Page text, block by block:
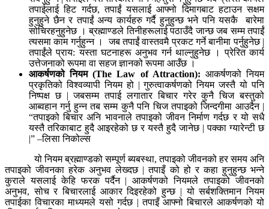
तपाईलाई हिट गर्दछ, तपाईं यसलाई आफ्नो दिमागबाट हटाउन सक्षम
हुनुहुने छैन र तपाईं अन्य कार्यहरु गर्दै हुनुहुन्छ भने पनि यसकै बारेमा
सोचिरहनुहुनेछ । ब्रह्माण्डले तिनीहरूलाई पठाउँदै जान्छ जब सम्म तपाईं
त्यसमा काम गर्नुहुन्न । जब तपाईं वास्तवमै प्रकट गर्ने बानीमा पर्नुहुनेछ |
तपाईंले प्राय: यस्ता घटनाहरू अनुभव गर्न थाल्नुहुनेछ । प्रेरित कार्य
उत्तेजनाको रूपमा वा सहज ज्ञानको रूपमा आउँछ ।
आकर्षणको नियम(The Law of Attraction): आकर्षणको नियम
प्रकृतिको विश्वव्यापी नियम हो | गुरुत्वाकर्षणको नियम जस्तै यो पनि
निष्पक्ष छ | जबसम्म तपाई लगातार बिचार गरेर कुनै चिज बस्तुको
आब्वहान गर्नु हुन्न तब सम्म कुनै पनि चिज तपाइको जिन्दगीमा आउदैन |
“तपाइको बिचार अनि भावनाले तपाइको जीवन निर्माण गर्दछ र यो सधै
यस्तै तरिकाबाट हुदै आइरहेको छ र यस्तै हुदै जानेछ | पक्का ग्यारेन्टी छ
|” –लिसा निकोल्स
यो नियम ब्रह्माण्डको सम्पूर्ण ब्यबस्था, तपाइको जीवनको हर समय अनि
तपाइको जीवनका हरेक अनुभव लेख्दछ | तपाइँ को हो र कहा हुनुहुन्छ भन्ने
कुराले यसलाई केहि फरक पर्दैन | आकर्षणको नियमले तपाइको जीवनको
अनुभव, सोच र बिचारलाई आकार दिइरहेको हुन्छ | यो सर्बशक्तिमान नियम
तपाईका विचारका माध्यमले यसो गर्दछ | तपाइँ आफ्नो बिचारले आकर्षणको यो